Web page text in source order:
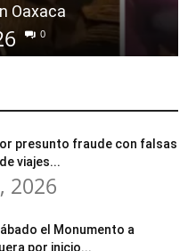
Oaxaca
0
presunto fraude con falsas
viajes...
2026
el Monumento a
por inicio...